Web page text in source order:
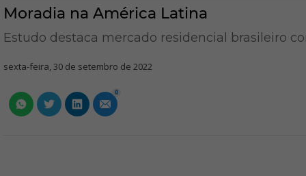
Moradia na América Latina
Estudo destaca mercado residencial brasileiro
sexta-feira, 30 de setembro de 2022
0